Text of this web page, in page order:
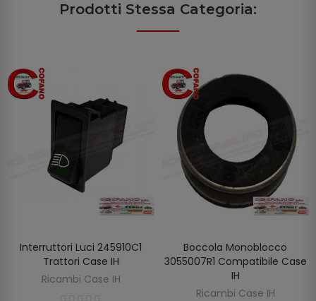
Prodotti Stessa Categoria:
AGGIUNGI AL CARRELLO
Interruttori Luci 245910C1
Trattori Case IH
Ricambi Case IH
AGGIUNGI AL CARRELLO
Boccola Monoblocco
3055007R1 Compatibile Case
IH
Ricambi Case IH